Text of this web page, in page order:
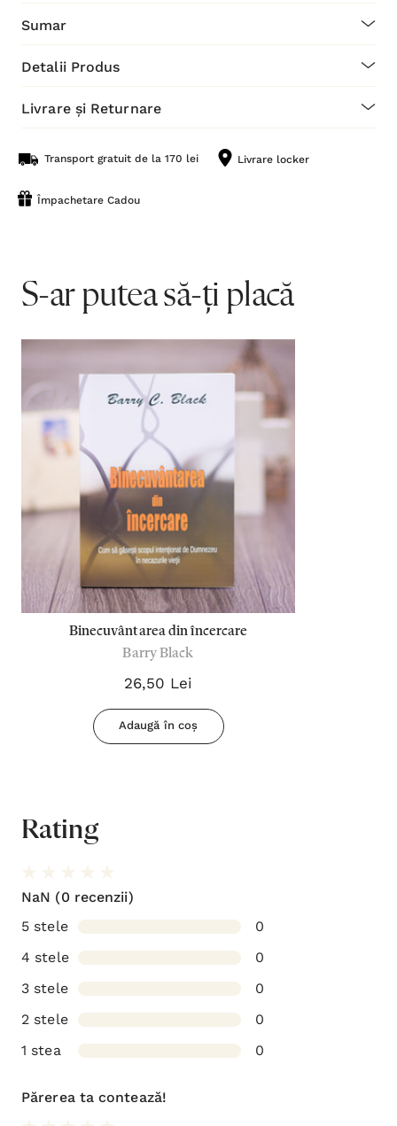
Sumar
Detalii Produs
Livrare și Returnare
Transport gratuit de la 170 lei Livrare locker
Împachetare Cadou
S-ar putea să-ți placă
Binecuvântarea din încercare
Barry Black
26,50 Lei
Adaugă în coș
Rating
NaN (0 recenzii)
5 stele
0
4 stele
0
3 stele
0
2 stele
0
1 stea
0
Părerea ta contează!